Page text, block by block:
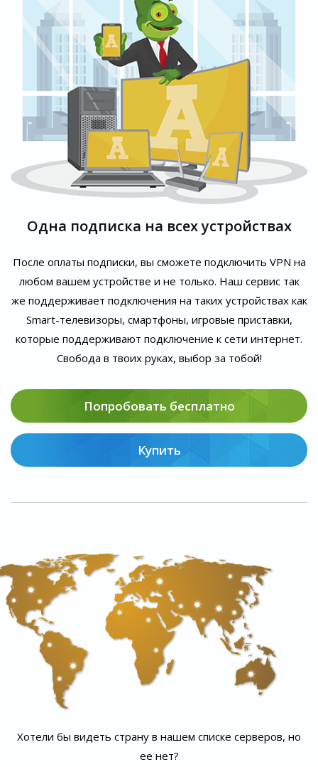
Одна подписка на всех устройствах
После оплаты подписки, вы сможете подключить VPN на
любом вашем устройстве и не только. Наш сервис так
же поддерживает подключения на таких устройствах как
Smart-телевизоры, смартфоны, игровые приставки,
которые поддерживают подключение к сети интернет.
Свобода в твоих руках, выбор за тобой!
Попробовать бесплатно
Купить
Хотели бы видеть страну в нашем списке серверов, но
ее нет?